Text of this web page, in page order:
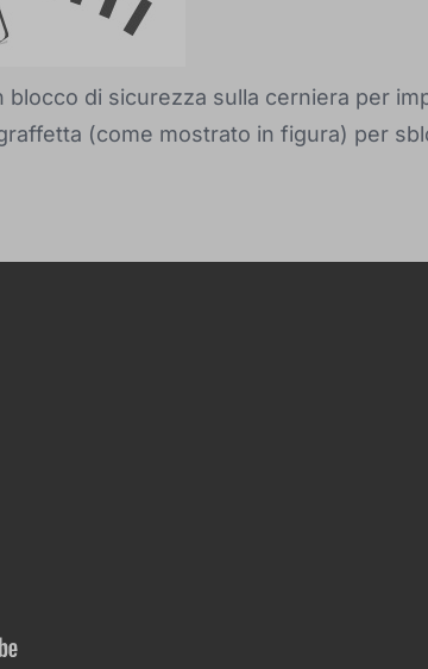
di sicurezza sulla cerniera per
(come mostrato in figura) per